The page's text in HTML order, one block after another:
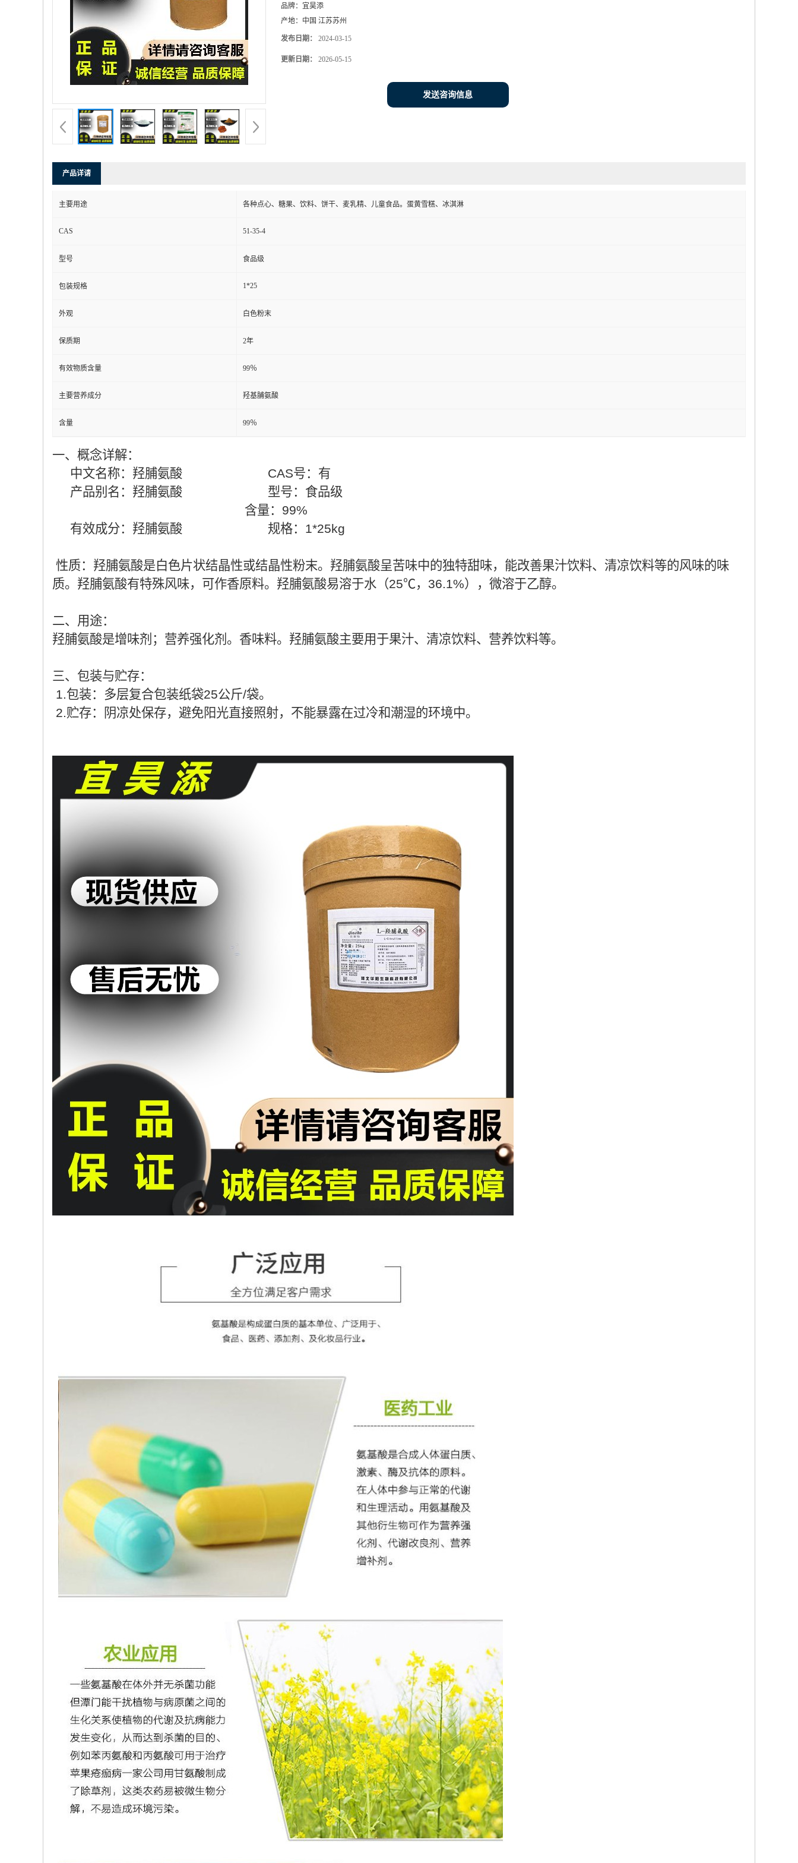
品牌： 宜昊添
产地： 中国 江苏苏州
发布日期： 2024-03-15
更新日期： 2026-05-15
发送咨询信息
产品详请
主要用途 各种点心、糖果、饮料、饼干、麦乳精、儿童食品。蛋黄雪糕、冰淇淋
CAS 51-35-4
型号 食品级
包装规格 1*25
外观 白色粉末
保质期 2年
有效物质含量 99％
主要营养成分 羟基脯氨酸
含量 99％
一、概念详解：
中文名称：羟脯氨酸 CAS号：有
产品别名：羟脯氨酸 型号：食品级
含量：99%
有效成分：羟脯氨酸 规格：1*25kg
性质：羟脯氨酸是白色片状结晶性或结晶性粉末。羟脯氨酸呈苦味中的独特甜味，能改善果汁饮料、清凉饮料等的风味的味
质。羟脯氨酸有特殊风味，可作香原料。羟脯氨酸易溶于水（25℃，36.1%），微溶于乙醇。
二、用途：
羟脯氨酸是增味剂；营养强化剂。香味料。羟脯氨酸主要用于果汁、清凉饮料、营养饮料等。
三、包装与贮存：
1.包装：多层复合包装纸袋25公斤/袋。
2.贮存：阴凉处保存，避免阳光直接照射，不能暴露在过冷和潮湿的环境中。